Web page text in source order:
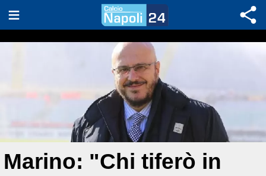
Marino: "Chi tiferò in